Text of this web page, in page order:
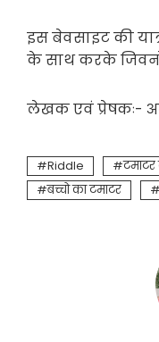
इस बेवसाइट की
के साथ करके
लेखक एवं प्रेषकः-
Riddle टमाटर
बच्चो का टमाटर